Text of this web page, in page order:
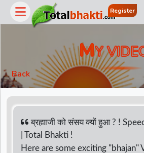
Register
MY
Back
ब्रह्माजी को संसय क्यों हुआ ? !
| Total Bhakti !
Here are some exciting "bhajan"